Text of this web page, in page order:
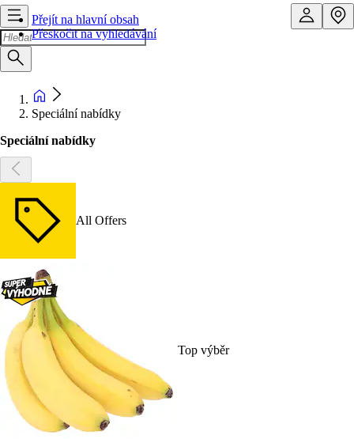
Přejít na hlavní obsah
Přeskočit na vyhledávání
Speciální nabídky
Speciální nabídky
All Offers
Top výběr